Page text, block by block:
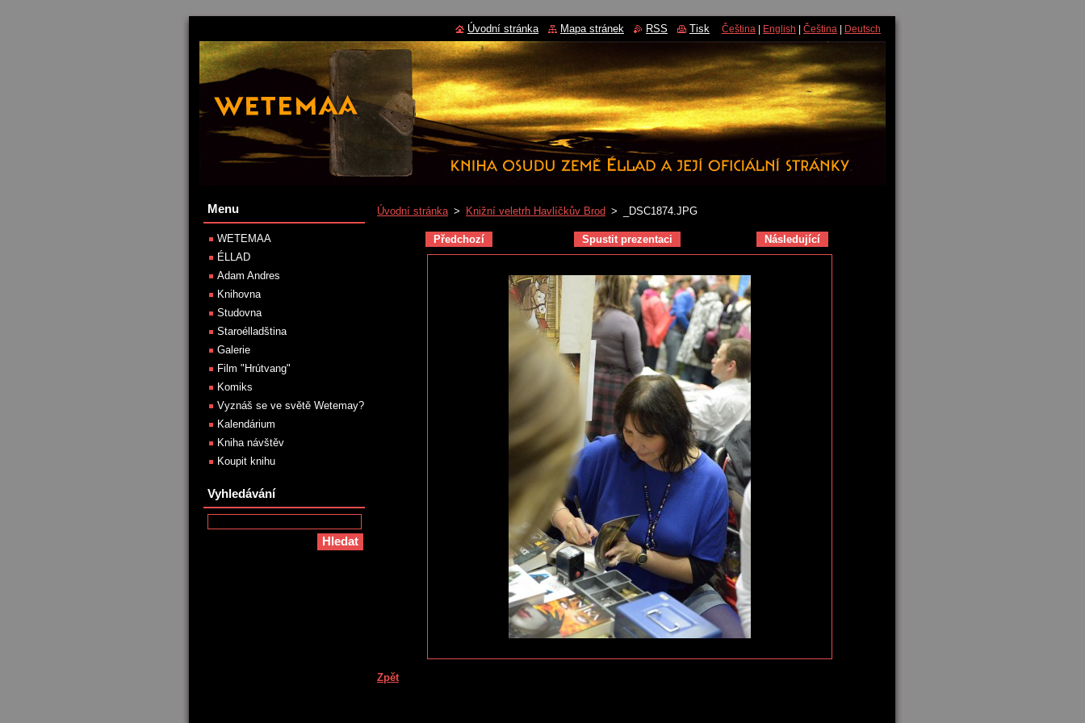
Úvodní stránka > Knižní veletrh Havlíčkův Brod > _DSC1874.JPG
Předchozí Spustit prezentaci Následující
Zpět
Menu
WETEMAA
ÉLLAD
Adam Andres
Knihovna
Studovna
Staroélladština
Galerie
Film "Hrútvang"
Komiks
Vyznáš se ve světě Wetemay?
Kalendárium
Kniha návštěv
Koupit knihu
Vyhledávání
Úvodní stránka Mapa stránek RSS Tisk Čeština English Čeština Deutsch